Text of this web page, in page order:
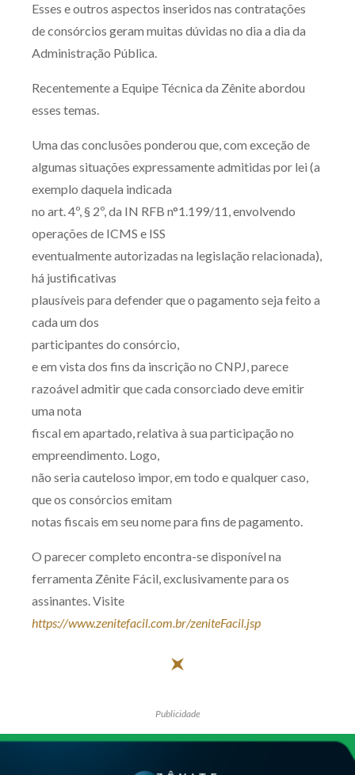
Receba por RSS
Batel Curitiba/PR CEP80240-000
Telefone (41) 2109-8666
Whatsapp (41) 98881-6616
Esses e outros aspectos inseridos nas contratações
de consórcios geram muitas dúvidas no dia a dia da
Administração Pública.
Recentemente a Equipe Técnica da Zênite abordou
esses temas.
Uma das conclusões ponderou que, com exceção de
algumas situações expressamente admitidas por lei (a
exemplo daquela indicada
no art. 4º, § 2º, da IN RFB n°1.199/11, envolvendo
operações de ICMS e ISS
eventualmente autorizadas na legislação relacionada),
há justificativas
plausíveis para defender que o pagamento seja feito a
cada um dos
participantes do consórcio,
e em vista dos fins da inscrição no CNPJ, parece
razoável admitir que cada consorciado deve emitir
uma nota
fiscal em apartado, relativa à sua participação no
empreendimento. Logo,
não seria cauteloso impor, em todo e qualquer caso,
que os consórcios emitam
notas fiscais em seu nome para fins de pagamento.
O parecer completo encontra-se disponível na
ferramenta Zênite Fácil, exclusivamente para os
assinantes. Visite
https://www.zenitefacil.com.br/zeniteFacil.jsp
Publicidade